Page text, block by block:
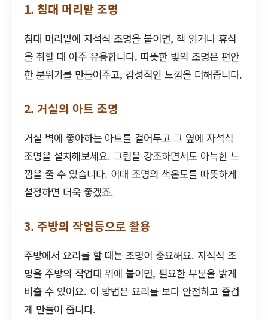
1. 침대 머리맡 조명
침대 머리맡에 자석식 조명을 붙이면, 책 읽거나 휴식
을 취할 때 아주 유용합니다. 따뜻한 빛의 조명은 편안
한 분위기를 만들어주고, 감성적인 느낌을 더해줍니다.
2. 거실의 아트 조명
거실 벽에 좋아하는 아트를 걸어두고 그 옆에 자석식
조명을 설치해보세요. 그림을 강조하면서도 아늑한 느
낌을 줄 수 있습니다. 이때 조명의 색온도를 따뜻하게
설정하면 더욱 좋겠죠.
3. 주방의 작업등으로 활용
주방에서 요리를 할 때는 조명이 중요해요. 자석식 조
명을 주방의 작업대 위에 붙이면, 필요한 부분을 밝게
비출 수 있어요. 이 방법은 요리를 보다 안전하고 즐겁
게 만들어 줍니다.